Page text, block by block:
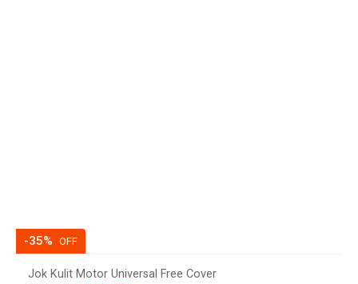
-35% OFF
Jok Kulit Motor Universal Free Cover